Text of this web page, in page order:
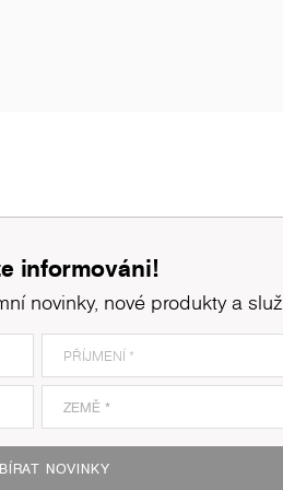
informováni!
novinky, nové produkty a
NOVINKY